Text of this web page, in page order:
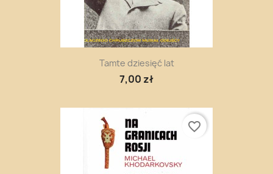
Tamte dziesięć lat
7,00 zł
favorite_border